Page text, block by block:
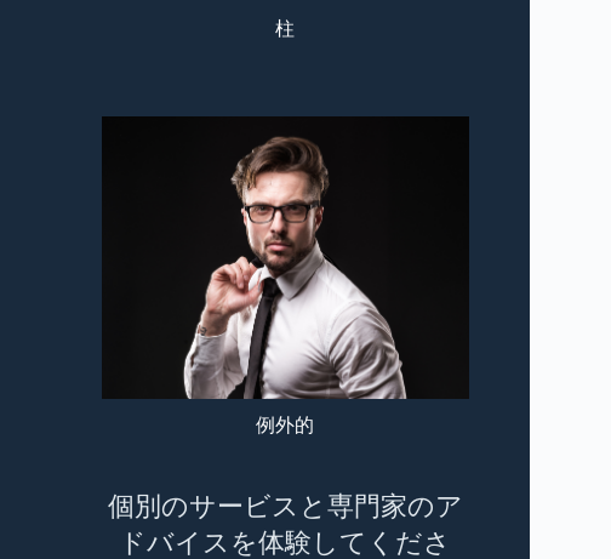
柱
例外的
個別のサービスと専門家のア
ドバイスを体験してくださ